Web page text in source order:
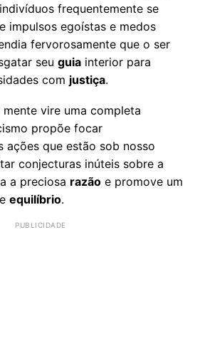
frequentemente se
impulsos egoístas e medos
fervorosamente que o ser
seu guia interior para
com justiça.
vire uma completa
propõe focar
ações que estão sob nosso
conjecturas inúteis sobre a
a preciosa razão e promove um
equilíbrio.